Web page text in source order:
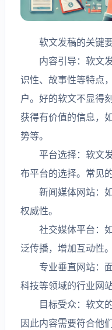
软文发稿的关键
内容引导：软文发
识性、故事性等特点
户。好的软文不显得
获得有价值的信息，
势等。
平台选择：软文发
布平台的选择。常见
新闻媒体网站：如
权威性。
社交媒体平台：如
泛传播，增加互动性。
专业垂直网站：面
科技等领域的行业网
目标受众：软文的
因此内容需要符合他